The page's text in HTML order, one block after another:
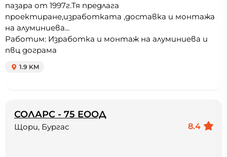
пазара от 1997г.Тя предлага
проектиране,изработката ,доставка и монтажа
на алуминиева...
Работим: Изработка и монтаж на алуминиева и
пвц дограма
1.9 KM
СОЛАРС - 75 ЕООД
8.4
Щори, Бургас